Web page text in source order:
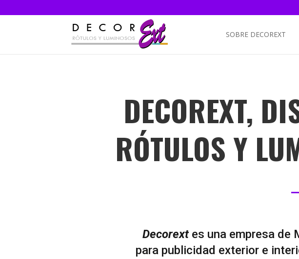
SOBRE DECOREXT
DECOREXT,
RÓTULOS Y
Decorextes una empresa de
para publicidad exterior e